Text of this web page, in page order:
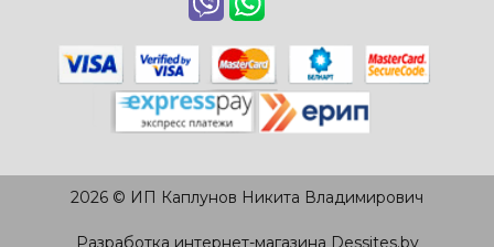
2026 © ИП Каплунов Никита Владимирович
Разработка интернет-магазина Dessites.by